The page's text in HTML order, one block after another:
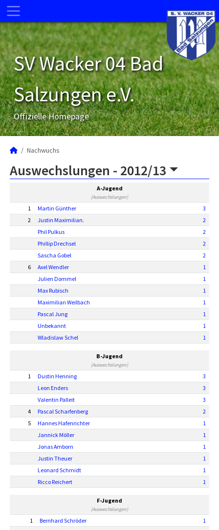
SV Wacker 04 Bad
Salzungen e.V.
Offizielle Homepage
Nachwuchs
Auswechslungen - 2012/13
A-Jugend
(Auswechslungen)
1 Martin Günther
3
2
Justin Maximilian.
2
Phil Pulkus
2
Phillip Drechsel
2
Sascha Gobel
2
6
Axel Wendler
1
Julien Dommel
1
Max Rubisch
1
Maximilian Weilbach
1
Pascal Jung
1
Unbekannt
1
Wladislaw Schel
1
B-Jugend
(Auswechslungen)
1 Dustin Henning
3
Leon Enders
3
Valentin Palleit
3
4
Pascal Scharfenberg
2
5
Hannes Hafenrichter
1
Jannick Möller
1
Jonas Amborn
1
Justin Theuer
1
Leonard Schmidt
1
Ricco Reichert
1
F-Jugend
(Auswechslungen)
1 Bernhard Schröder
1